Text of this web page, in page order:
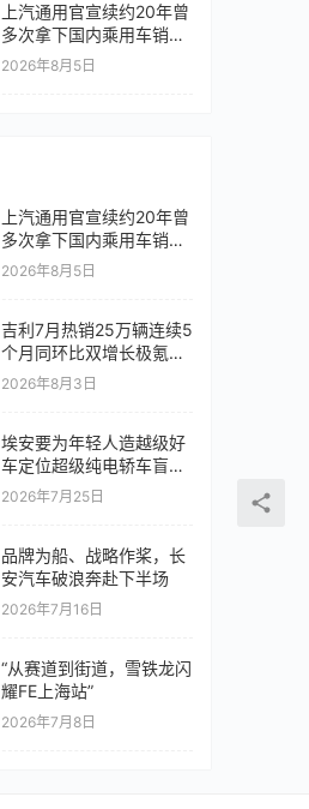
上汽通用官宣续约20年曾
多次拿下国内乘用车销冠
竞争激烈，上汽通用有信
2026年8月5日
上汽通用官宣续约20年曾
多次拿下国内乘用车销冠
竞争激烈，上汽通用有信
2026年8月5日
吉利7月热销25万辆连续5
个月同环比双增长极氪销
量同比翻倍，出口再破10
2026年8月3日
埃安要为年轻人造越级好
车定位超级纯电轿车盲猜
18万以上
2026年7月25日
品牌为船、战略作桨，长
安汽车破浪奔赴下半场
2026年7月16日
“从赛道到街道，雪铁龙闪
耀FE上海站”
2026年7月8日